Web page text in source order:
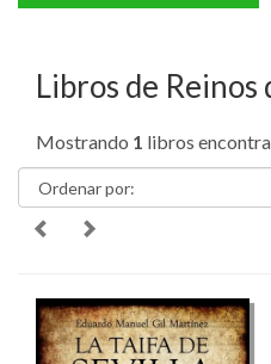
Libros de Reinos
Mostrando 1 libros